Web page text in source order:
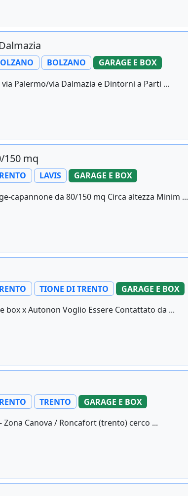
BOLZANO
GARAGE E BOX
Palermo/via Dalmazia e Dintorni a Parti ...
150 mq
LAVIS
GARAGE E BOX
capannone da 80/150 mq Circa altezza Minim ...
TIONE DI TRENTO
GARAGE E BOX
box x Autonon Voglio Essere Contattato da ...
TRENTO
GARAGE E BOX
Zona Canova / Roncafort (trento) cerco ...